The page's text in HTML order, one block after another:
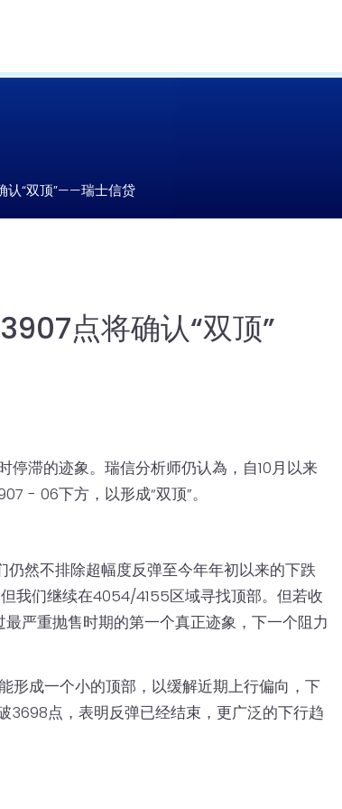
认“双顶”——瑞士信贷
点将确认“双顶”
滞的迹象。瑞信分析师仍认為，自10月以来
- 06下方，以形成“双顶”。
然不排除超幅度反弹至今年年初以来的下跌
我们继续在4054/4155区域寻找顶部。但若收
严重抛售时期的第一个真正迹象，下一个阻力
形成一个小的顶部，以缓解近期上行偏向，下
点，表明反弹已经结束，更广泛的下行趋